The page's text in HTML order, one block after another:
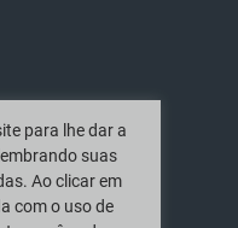
para lhe dar a
suas
Ao clicar em
com o uso de